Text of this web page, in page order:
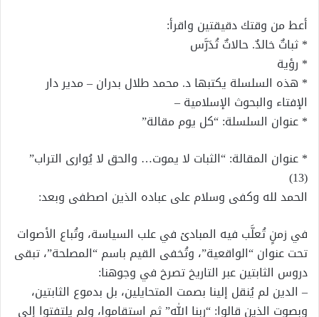
أعط من وقتك دقيقتين واقرأ:
* ثباتٌ خالدٌ. حالاتٌ تُدَرَّس
* رؤية
* هذه السلسلة يكتبها د. محمد طلال بدران – مدير دار
الإفتاء والبحوث الإسلامية –
* عنوان السلسلة: “كل يوم مقالة”
* عنوان المقالة: “الثبات لا يموت… والحق لا يُوارى التراب”
(13)
الحمد لله وكفى وسلام على عباده الذين اصطفى وبعد:
في زمنٍ تُعلَّب فيه المبادئ في علب السياسة، وتُباع الأصوات
تحت عنوان “الواقعية”، وتُخفى القيم باسم “المصلحة”، تبقى
دروس الثابتين عبر التاريخ تصرخ في وجوهنا:
– الدين لم يُنقل إلينا بصمت المتحايلين، بل بدموع الثابتين،
وبصوت الذين قالوا: “ربنا الله” ثم استقاموا، ولم يلتفتوا إلى